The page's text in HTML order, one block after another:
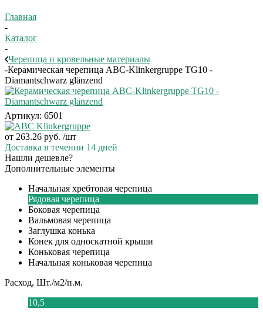
Главная
-
Каталог
-
Черепица и кровельные материалы
-Керамическая черепица ABC-Klinkergruppe TG10 -
Diamantschwarz glänzend
Артикул: 6501
от 263.26 руб. /шт
Доставка в течении 14 дней
Нашли дешевле?
Дополнительные элементы
Начальная хребтовая черепица
Рядовая черепица
Боковая черепица
Вальмовая черепица
Заглушка конька
Конек для односкатной крыши
Коньковая черепица
Начальная коньковая черепица
Расход, Шт./м2/п.м.
10,5